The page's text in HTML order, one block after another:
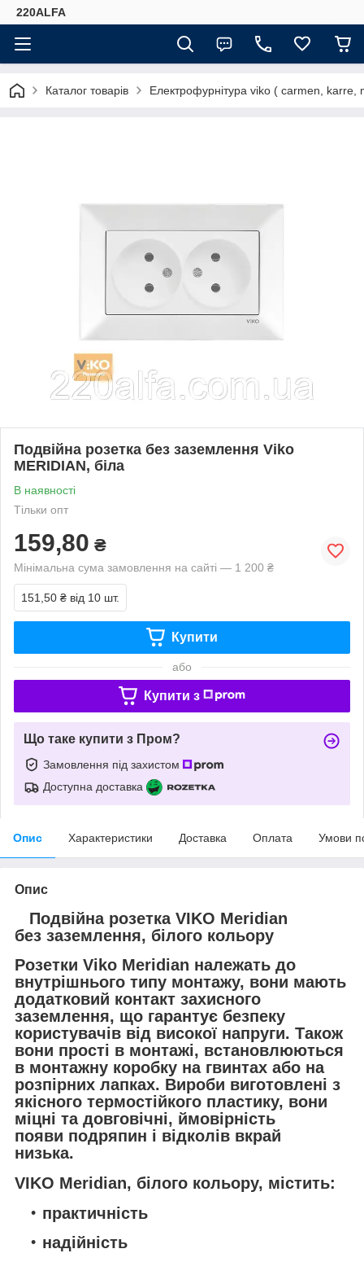
220ALFA
Каталог товарів Електрофурнітура viko ( carmen,
Подвійна розетка без заземлення Viko
MERIDIAN, біла
В наявності
Тільки опт
159,80 ₴
Мінімальна сума замовлення на сайті — 1 200 ₴
151,50 ₴ від 10 шт.
Купити
або
Купити з
Що таке купити з Пром?
Замовлення під захистом
Доступна доставка
Опис Характеристики Доставка Оплата Умови
Опис
Подвійна розетка VIKO Meridian
без заземлення, білого кольору
Розетки Viko Meridian належать до
внутрішнього типу монтажу, вони мають
додатковий контакт захисного
заземлення, що гарантує безпеку
користувачів від високої напруги. Також
вони прості в монтажі, встановлюються
в монтажну коробку на гвинтах або на
розпірних лапках. Вироби виготовлені з
якісного термостійкого пластику, вони
міцні та довговічні, ймовірність
появи подряпин і відколів вкрай
низька.
VIKO Meridian, білого кольору, містить:
практичність
надійність